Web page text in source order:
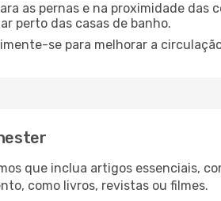
as pernas e na proximidade das
perto das casas de banho.
se para melhorar a
que inclua artigos essenciais,
como livros, revistas ou filmes.